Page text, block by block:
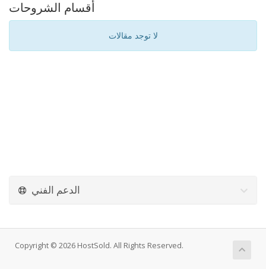
أقسام الشروحات
لا توجد مقالات
الدعم الفني
Copyright © 2026 HostSold. All Rights Reserved.